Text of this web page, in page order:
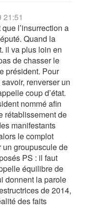
21:51
l’insurrection a
Quand la
il va plus loin en
de chasser le
président. Pour
renverser un
coup d’état.
nommé afin
rétablissement de
manifestants
le complot
un groupuscule de
PS : il faut
équilibre de
donnent la parole
de 2014,
des faits